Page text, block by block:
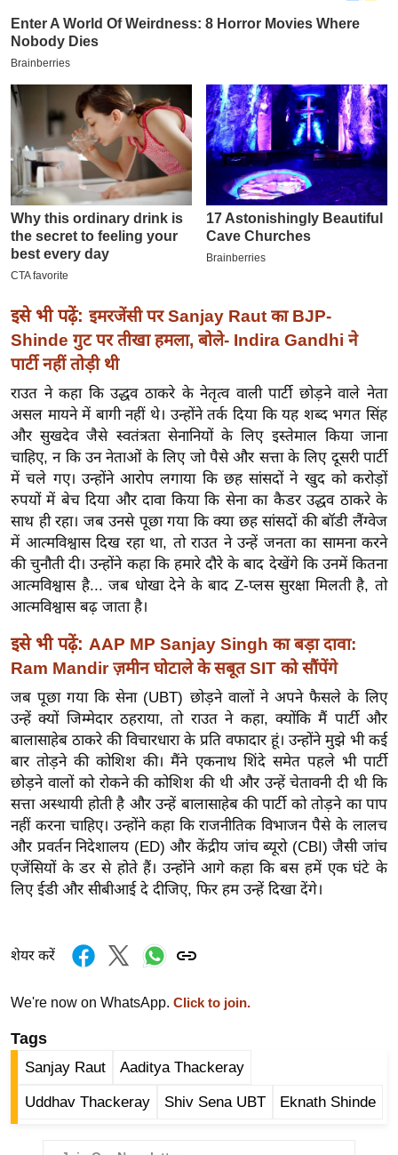
P
L
2
0
2
6
क्रा
इ
म
ई
-
पे
प
र
मि
सा
ल
बे
मि
सा
ल
श
ख्सि
य
त
यं
ग
डि
या
सा
हि
त्य
ज
ग
त
ऑ
व
न्यू
ब्री
फ
म
इसे भी पढ़ें: इमरजेंसी पर Sanjay Raut का BJP-
Shinde गुट पर तीखा हमला, बोले- Indira Gandhi ने
पार्टी नहीं तोड़ी थी
राउत ने कहा कि उद्धव ठाकरे के नेतृत्व वाली पार्टी छोड़ने वाले नेता
असल मायने में बागी नहीं थे। उन्होंने तर्क दिया कि यह शब्द भगत सिंह
और सुखदेव जैसे स्वतंत्रता सेनानियों के लिए इस्तेमाल किया जाना
चाहिए, न कि उन नेताओं के लिए जो पैसे और सत्ता के लिए दूसरी पार्टी
में चले गए। उन्होंने आरोप लगाया कि छह सांसदों ने खुद को करोड़ों
रुपयों में बेच दिया और दावा किया कि सेना का कैडर उद्धव ठाकरे के
साथ ही रहा। जब उनसे पूछा गया कि क्या छह सांसदों की बॉडी लैंग्वेज
में आत्मविश्वास दिख रहा था, तो राउत ने उन्हें जनता का सामना करने
की चुनौती दी। उन्होंने कहा कि हमारे दौरे के बाद देखेंगे कि उनमें कितना
आत्मविश्वास है... जब धोखा देने के बाद Z-प्लस सुरक्षा मिलती है, तो
आत्मविश्वास बढ़ जाता है।
इसे भी पढ़ें: AAP MP Sanjay Singh का बड़ा दावा:
Ram Mandir ज़मीन घोटाले के सबूत SIT को सौंपेंगे
जब पूछा गया कि सेना (UBT) छोड़ने वालों ने अपने फैसले के लिए
उन्हें क्यों जिम्मेदार ठहराया, तो राउत ने कहा, क्योंकि मैं पार्टी और
बालासाहेब ठाकरे की विचारधारा के प्रति वफादार हूं। उन्होंने मुझे भी कई
बार तोड़ने की कोशिश की। मैंने एकनाथ शिंदे समेत पहले भी पार्टी
छोड़ने वालों को रोकने की कोशिश की थी और उन्हें चेतावनी दी थी कि
सत्ता अस्थायी होती है और उन्हें बालासाहेब की पार्टी को तोड़ने का पाप
नहीं करना चाहिए। उन्होंने कहा कि राजनीतिक विभाजन पैसे के लालच
और प्रवर्तन निदेशालय (ED) और केंद्रीय जांच ब्यूरो (CBI) जैसी जांच
एजेंसियों के डर से होते हैं। उन्होंने आगे कहा कि बस हमें एक घंटे के
लिए ईडी और सीबीआई दे दीजिए, फिर हम उन्हें दिखा देंगे।
शेयर करें
We're now on WhatsApp. Click to join.
Tags
Sanjay Raut Aaditya Thackeray
Uddhav Thackeray Shiv Sena UBT Eknath Shinde